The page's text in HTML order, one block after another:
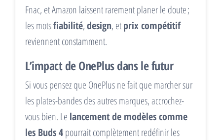
Fnac, et Amazon laissent rarement planer le doute ;
les motsfiabilité,design, etprix compétitif
reviennent constamment.
L’impact de OnePlus dans le futur
Si vous pensez que OnePlus ne fait que marcher sur
les plates-bandes des autres marques, accrochez-
vous bien. Le lancement de modèles comme
les Buds 4pourrait complètement redéfinir les